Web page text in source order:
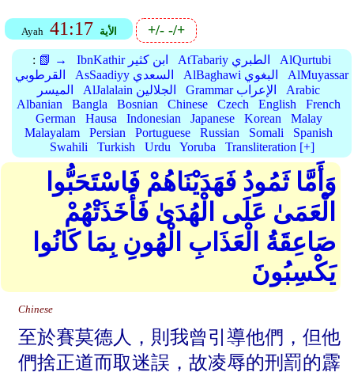
Ayah 41:17 الأية +/--/+
: 📗 → IbnKathir ابن كثير AtTabariy الطبري
AlQurtubi
القرطوبي
AsSaadiyy السعدي AlBaghawi البغوي
AlMuyassar
الميسر
AlJalalain الجلالين Grammar الإعراب
Arabic
Albanian
Bangla Bosnian Chinese Czech English
French
German
Hausa Indonesian Japanese Korean
Malay
Malayalam
Persian Portuguese Russian Somali
Spanish
Swahili
Turkish Urdu Yoruba Transliteration [+]
وَأَمَّا ثَمُودُ فَهَدَيْنَاهُمْ فَاسْتَحَبُّوا
الْعَمَىٰ عَلَى الْهُدَىٰ فَأَخَذَتْهُمْ
صَاعِقَةُ الْعَذَابِ الْهُونِ بِمَا كَانُوا
يَكْسِبُونَ
Chinese
至於賽莫德人，則我曾引導他們，但他
們捨正道而取迷誤，故凌辱的刑罰的霹